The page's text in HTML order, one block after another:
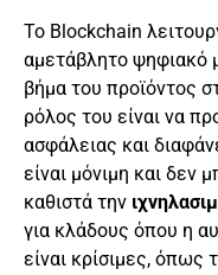
Το Blockchain
αμετάβλητο ψηφιακό
βήμα του προϊόντος
ρόλος του είναι να
ασφάλειας και
είναι μόνιμη και δεν
καθιστά την
για κλάδους όπου η
είναι κρίσιμες, όπως